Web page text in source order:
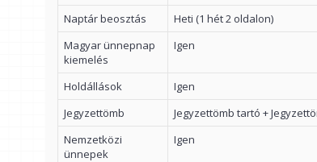
Naptár beosztás
Heti (1 hét 2 oldalon)
Magyar ünnepnap
kiemelés
Igen
Holdállások
Igen
Jegyzettömb
Jegyzettömb tartó +
Nemzetközi
ünnepek
Igen